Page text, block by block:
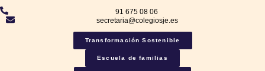
91 675 08 06
secretaria@colegiosje.es
Transformación Sostenible
Escuela de familias